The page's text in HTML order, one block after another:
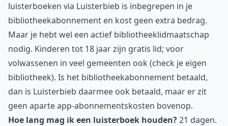
luisterboeken via Luisterbieb is inbegrepen in je
bibliotheekabonnement en kost geen extra bedrag.
Maar je hebt wel een actief bibliotheeklidmaatschap
nodig. Kinderen tot 18 jaar zijn gratis lid; voor
volwassenen in veel gemeenten ook (check je eigen
bibliotheek). Is het bibliotheekabonnement betaald,
dan is Luisterbieb daarmee ook betaald, maar er zit
geen aparte app-abonnementskosten bovenop.
Hoe lang mag ik een luisterboek houden?21 dagen.